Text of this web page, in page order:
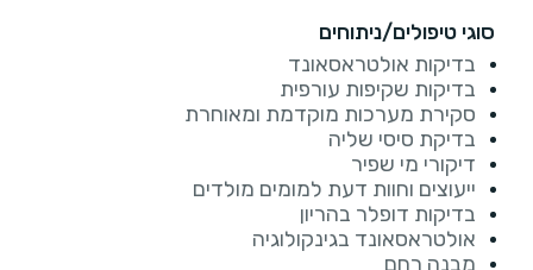
סוגי טיפולים/ניתוחים
בדיקות אולטראסאונד
בדיקות שקיפות עורפית
סקירת מערכות מוקדמת ומאוחרת
בדיקת סיסי שליה
דיקורי מי שפיר
ייעוצים וחוות דעת למומים מולדים
בדיקות דופלר בהריון
אולטראסאונד בגינקולוגיה
מבנה רחם